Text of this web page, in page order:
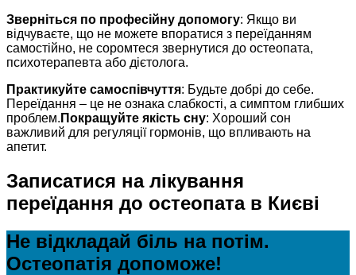
Зверніться по професійну допомогу: Якщо ви
відчуваєте, що не можете впоратися з переїданням
самостійно, не соромтеся звернутися до остеопата,
психотерапевта або дієтолога.
Практикуйте самоспівчуття: Будьте добрі до себе.
Переїдання – це не ознака слабкості, а симптом глибших
проблем. Покращуйте якість сну: Хороший сон
важливий для регуляції гормонів, що впливають на
апетит.
Записатися на лікування
переїдання до остеопата в Києві
Не відкладай біль на потім.
Остеопатія допоможе!